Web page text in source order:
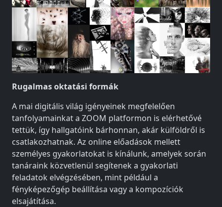
Rugalmas oktatási formák
A mai digitális világ igényeinek megfelelően
tanfolyamainkat a ZOOM platformon is elérhetővé
tettük, így hallgatóink bárhonnan, akár külföldről is
csatlakozhatnak. Az online előadások mellett
személyes gyakorlatokat is kínálunk, amelyek során
tanáraink közvetlenül segítenek a gyakorlati
feladatok elvégzésében, mint például a
fényképezőgép beállítása vagy a kompozíciók
elsajátítása.